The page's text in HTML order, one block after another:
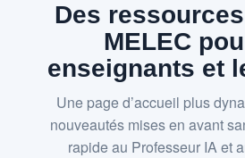
Des
MELEC
enseignants et
Une page d’accueil plus
nouveautés mises en avant
rapide au Professeur IA et